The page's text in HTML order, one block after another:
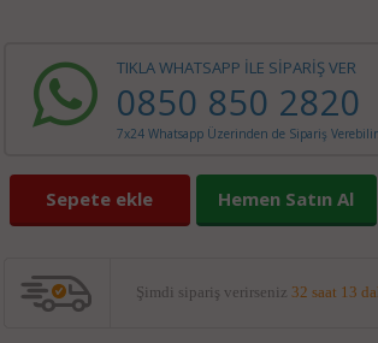
TIKLA WHATSAPP İLE SİPARİŞ VER
0850 850 2820
7x24 Whatsapp Üzerinden de Sipariş
Sepete ekle Hemen Satın Al
Şimdi sipariş verirseniz 32 saat 13